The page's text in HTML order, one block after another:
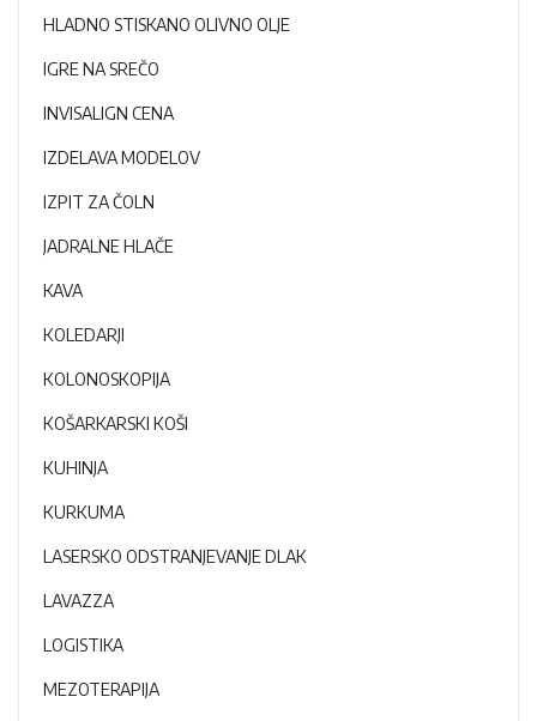
HLADNO STISKANO OLIVNO OLJE
IGRE NA SREČO
INVISALIGN CENA
IZDELAVA MODELOV
IZPIT ZA ČOLN
JADRALNE HLAČE
KAVA
KOLEDARJI
KOLONOSKOPIJA
KOŠARKARSKI KOŠI
KUHINJA
KURKUMA
LASERSKO ODSTRANJEVANJE DLAK
LAVAZZA
LOGISTIKA
MEZOTERAPIJA